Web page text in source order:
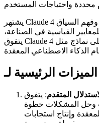
يشتهر Claude 4 بقدراته الاستثنائية في الاستدلال، وفهم السياق
القياسية في الصناعة،
يتفوق Claude 4 على نماذج مثل GPT-4.1 و Gemini 1.5 و Mistral في
المتقدم: يتفوق Claude 4 في المهام التي تتطلب
وحل المشكلات خطوة
وإنتاج استجابات